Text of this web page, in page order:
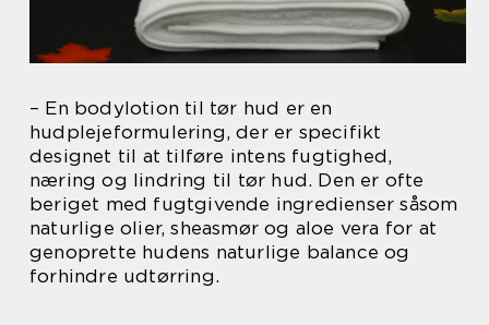
– En bodylotion til tør hud er en
hudplejeformulering, der er specifikt
designet til at tilføre intens fugtighed,
næring og lindring til tør hud. Den er ofte
beriget med fugtgivende ingredienser såsom
naturlige olier, sheasmør og aloe vera for at
genoprette hudens naturlige balance og
forhindre udtørring.